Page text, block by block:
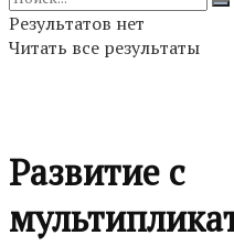
Результатов нет
Читать все результаты
Развитие с